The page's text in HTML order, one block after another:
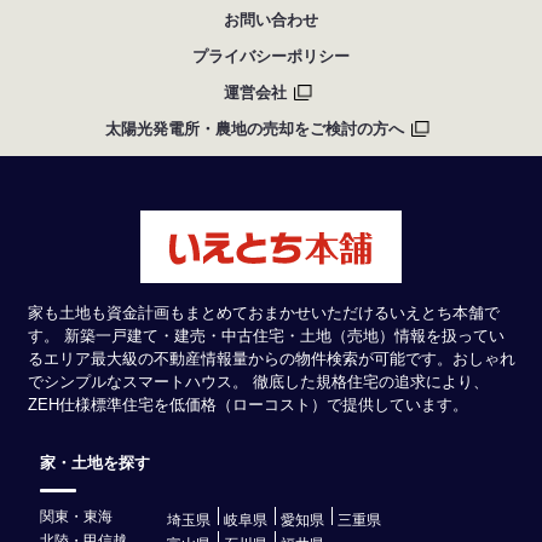
お問い合わせ
プライバシーポリシー
運営会社
太陽光発電所・農地の売却をご検討の方へ
家も土地も資金計画もまとめておまかせいただけるいえとち本舗で
す。 新築一戸建て・建売・中古住宅・土地（売地）情報を扱ってい
るエリア最大級の不動産情報量からの物件検索が可能です。おしゃれ
でシンプルなスマートハウス。 徹底した規格住宅の追求により、
ZEH仕様標準住宅を低価格（ローコスト）で提供しています。
家・土地を探す
関東・東海 埼玉県 岐阜県 愛知県
三重県